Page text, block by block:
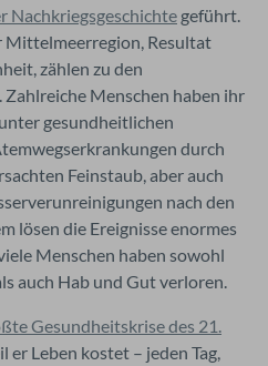
Nachkriegsgeschichte geführt.
Mittelmeerregion, Resultat
zählen zu den
Menschen haben ihr
gesundheitlichen
durch
Feinstaub, aber auch
nach den
lösen die Ereignisse enormes
Menschen haben sowohl
auch Hab und Gut verloren.
Gesundheitskrise des 21.
er Leben kostet – jeden Tag,